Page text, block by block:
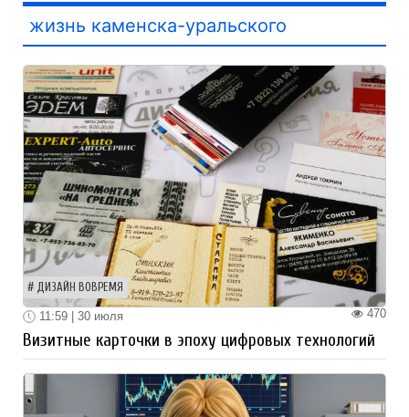
жизнь каменска-уральского
ДИЗАЙН ВОВРЕМЯ
470
11:59 | 30 июля
Визитные карточки в эпоху цифровых технологий